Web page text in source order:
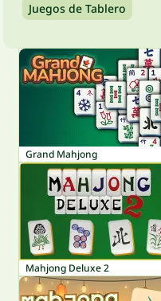
Juegos de Tablero
Grand Mahjong
Mahjong Deluxe 2